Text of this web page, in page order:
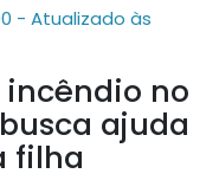
- Atualizado às
incêndio no
ajuda
filha